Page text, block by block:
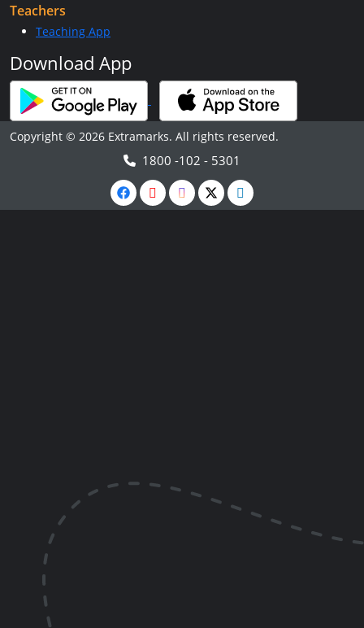
Teachers
Teaching App
Download App
Copyright © 2026 Extramarks. All rights reserved.
1800 -102 - 5301